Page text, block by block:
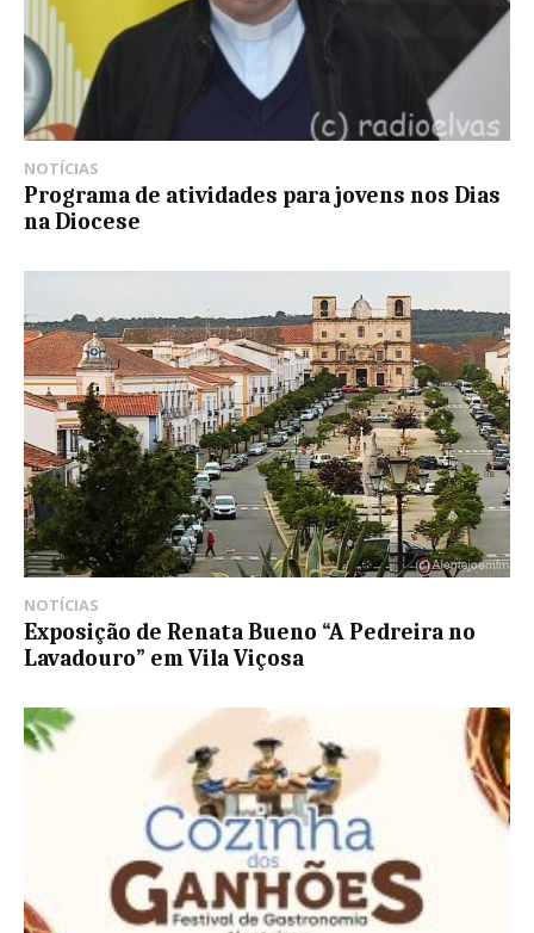
NOTÍCIAS
Programa de atividades para jovens nos Dias
na Diocese
NOTÍCIAS
Exposição de Renata Bueno “A Pedreira no
Lavadouro” em Vila Viçosa